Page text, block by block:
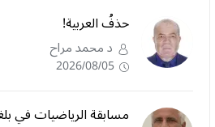
حذفُ العربية!
د محمد مراح
2026/08/05
مسابقة الرياضيات في